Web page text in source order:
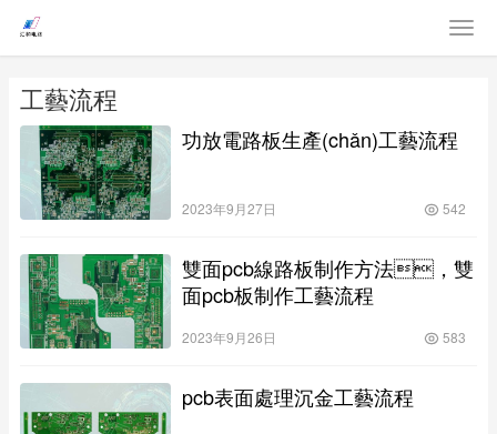
工藝流程
功放電路板生產(chǎn)工藝流程
2023年9月27日 542
雙面pcb線路板制作方法，雙
面pcb板制作工藝流程
2023年9月26日 583
pcb表面處理沉金工藝流程